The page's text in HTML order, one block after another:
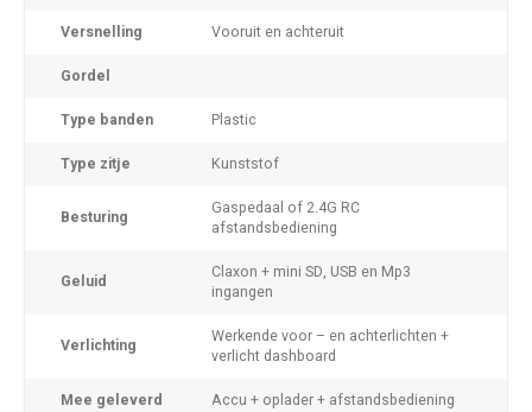
Versnelling Vooruit en achteruit
Gordel
Type banden Plastic
Type zitje Kunststof
Besturing
Gaspedaal of 2.4G RC
afstandsbediening
Geluid
Claxon + mini SD, USB en Mp3
ingangen
Verlichting
Werkende voor – en achterlichten +
verlicht dashboard
Mee geleverd Accu + oplader + afstandsbediening